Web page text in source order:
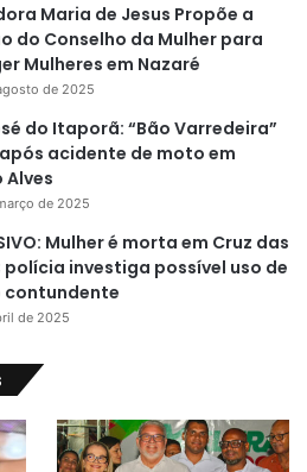
Maria de Jesus Propõe a
do Conselho da Mulher para
Mulheres em Nazaré
de 2025
do Itaporã: “Bão Varredeira”
acidente de moto em
Alves
de 2025
Mulher é morta em Cruz das
polícia investiga possível uso de
de 2025